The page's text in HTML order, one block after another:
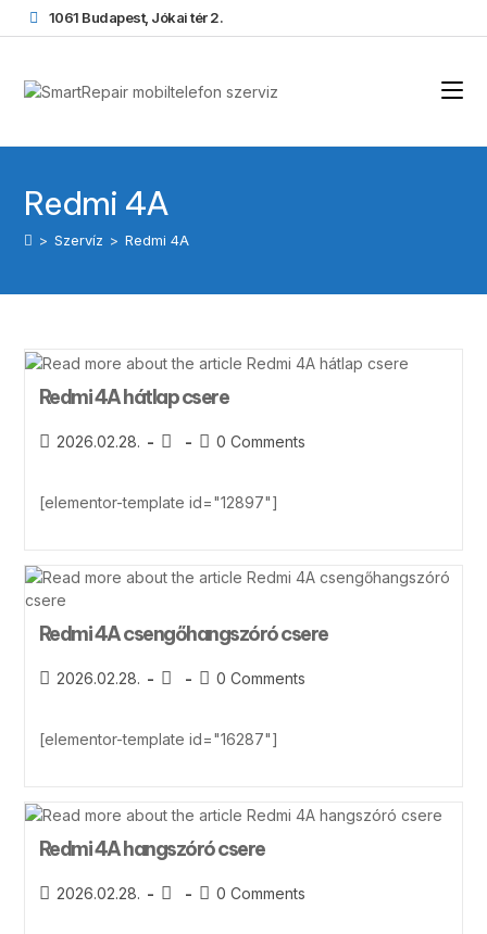
1061 Budapest, Jókai tér 2.
Redmi 4A
> Szervíz > Redmi 4A
Redmi 4A hátlap csere
2026.02.28. 0 Comments
[elementor-template id="12897"]
Redmi 4A csengőhangszóró csere
2026.02.28. 0 Comments
[elementor-template id="16287"]
Redmi 4A hangszóró csere
2026.02.28. 0 Comments